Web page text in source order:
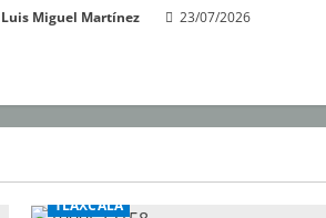
Luis Miguel Martínez 23/07/2026
TLAXCALA